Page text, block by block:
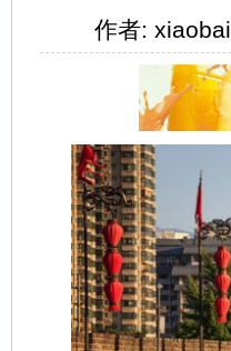
作者: xiaobai